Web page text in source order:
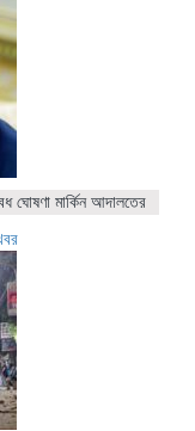
ঘোষণা মার্কিন আদালতের